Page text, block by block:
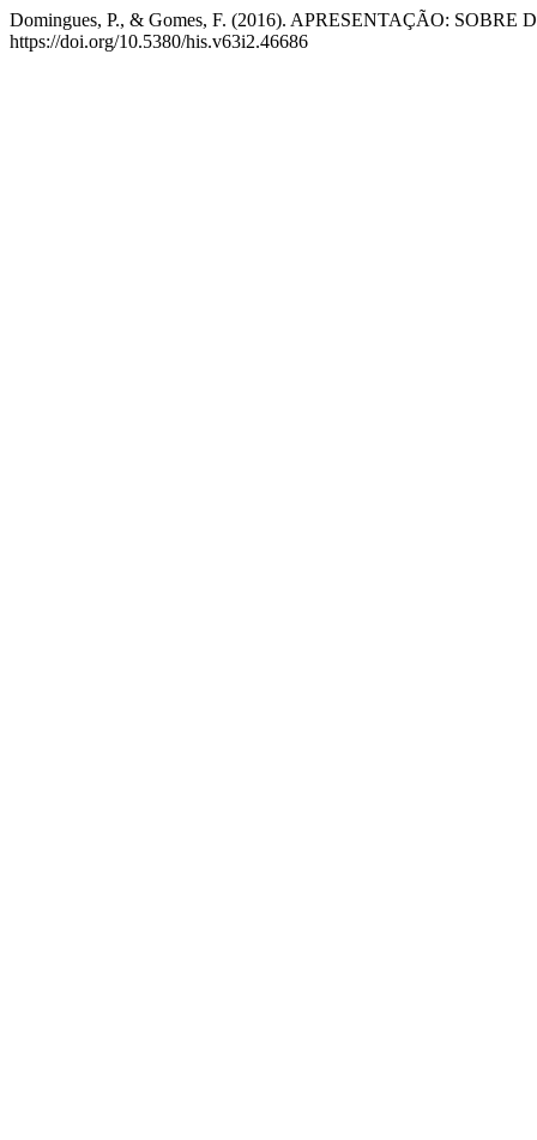
Domingues, P., & Gomes, F. (2016). APRESENTAÇÃO:
https://doi.org/10.5380/his.v63i2.46686